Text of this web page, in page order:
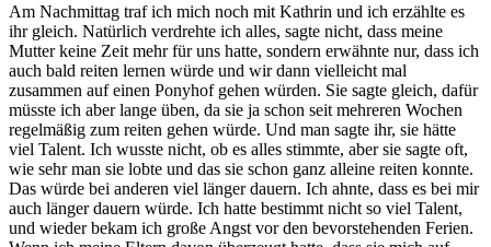
Am Nachmittag traf ich mich noch mit Kathrin und ich erzählte es
ihr gleich. Natürlich verdrehte ich alles, sagte nicht, dass meine
Mutter keine Zeit mehr für uns hatte, sondern erwähnte nur, dass ich
auch bald reiten lernen würde und wir dann vielleicht mal
zusammen auf einen Ponyhof gehen würden. Sie sagte gleich, dafür
müsste ich aber lange üben, da sie ja schon seit mehreren Wochen
regelmäßig zum reiten gehen würde. Und man sagte ihr, sie hätte
viel Talent. Ich wusste nicht, ob es alles stimmte, aber sie sagte oft,
wie sehr man sie lobte und das sie schon ganz alleine reiten konnte.
Das würde bei anderen viel länger dauern. Ich ahnte, dass es bei mir
auch länger dauern würde. Ich hatte bestimmt nicht so viel Talent,
und wieder bekam ich große Angst vor den bevorstehenden Ferien.